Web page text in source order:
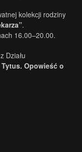
kolekcji rodziny
.
16.00–20.00.
Działu
Tytus. Opowieść o